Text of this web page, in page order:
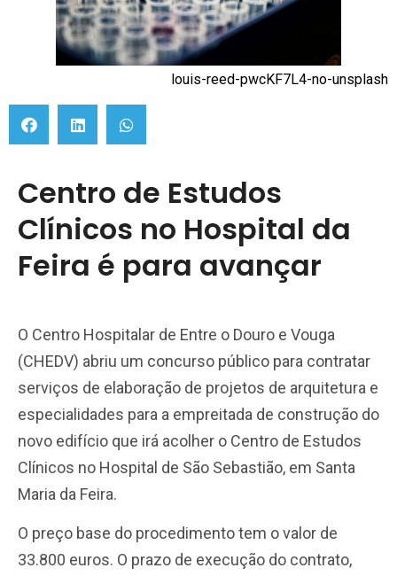
louis-reed-pwcKF7L4-no-unsplash
Centro de Estudos
Clínicos no Hospital da
Feira é para avançar
O Centro Hospitalar de Entre o Douro e Vouga
(CHEDV) abriu um concurso público para contratar
serviços de elaboração de projetos de arquitetura e
especialidades para a empreitada de construção do
novo edifício que irá acolher o Centro de Estudos
Clínicos no Hospital de São Sebastião, em Santa
Maria da Feira.
O preço base do procedimento tem o valor de
33.800 euros. O prazo de execução do contrato,